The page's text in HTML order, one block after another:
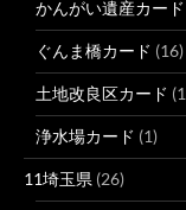
かんがい遺産カード
ぐんま橋カード (16)
土地改良区カード
浄水場カード (1)
11埼玉県 (26)